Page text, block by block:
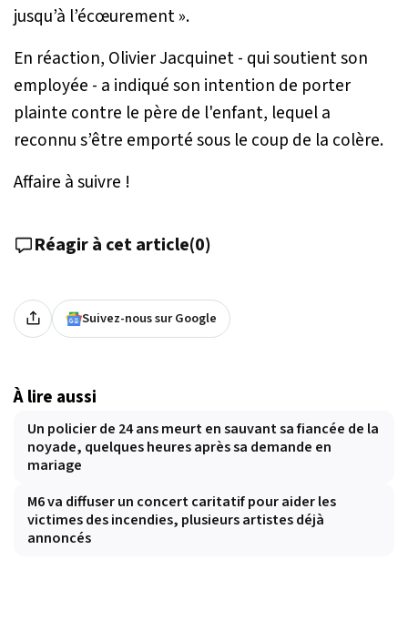
jusqu’à l’écœurement».
En réaction, Olivier Jacquinet - qui soutient son
employée - a indiqué son intention de porter
plainte contre le père de l'enfant, lequel a
reconnu s’être emporté sous le coup de la colère.
Affaire à suivre !
Réagir à cet article(0)
Suivez-nous sur Google
À lire aussi
Un policier de 24 ans meurt en sauvant sa fiancée de la
noyade, quelques heures après sa demande en
mariage
M6 va diffuser un concert caritatif pour aider les
victimes des incendies, plusieurs artistes déjà
annoncés